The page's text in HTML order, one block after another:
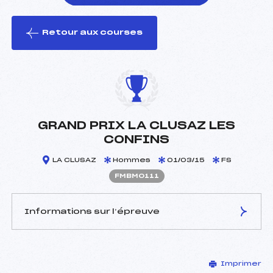
le ski
Retour aux courses
GRAND PRIX LA CLUSAZ LES
CONFINS
LA CLUSAZ Hommes 01/03/15 FS
FMBM0111
Informations sur l’épreuve
DELOCHE CHRISTOPHE
Imprimer